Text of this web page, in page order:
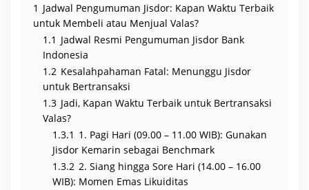
e
m
b
e
l
i
a
t
a
M
e
n
u
a
V
a
1 Jadwal Pengumuman Jisdor: Kapan Waktu Terbaik
untuk Membeli atau Menjual Valas?
1.1 Jadwal Resmi Pengumuman Jisdor Bank
Indonesia
1.2 Kesalahpahaman Fatal: Menunggu Jisdor
untuk Bertransaksi
1.3 Jadi, Kapan Waktu Terbaik untuk Bertransaksi
Valas?
1.3.1 1. Pagi Hari (09.00 – 11.00 WIB): Gunakan
Jisdor Kemarin sebagai Benchmark
1.3.2 2. Siang hingga Sore Hari (14.00 – 16.00
WIB): Momen Emas Likuiditas